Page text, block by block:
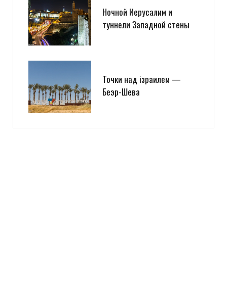
Ночной Иерусалим и
туннели Западной стены
Точки над iзраилем —
Беэр-Шева